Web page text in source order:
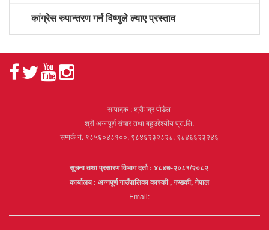
कांग्रेस रुपान्तरण गर्न विष्णुले ल्याए प्रस्ताव
सम्पादक : श्रीभद्र पौडेल
श्री अन्नपूर्ण संचार तथा बहुउद्देश्यीय प्रा.लि.
सम्पर्क नं. ९८५६०४८१००, ९८४६२३२८२८, ९८४६६२३२४६
सूचना तथा प्रसारण विभाग दर्ता : ४८४७-२०८१/२०८२
कार्यालय : अन्नपूर्ण गाउँपालिका कास्की , गण्डकी, नेपाल
Email: